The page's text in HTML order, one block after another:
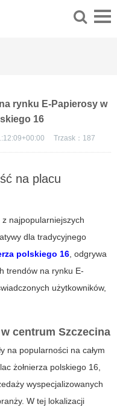
rynku E-Papierosy w
16
Trzask： 187
na placu
z najpopularniejszych
dla tradycyjnego
polskiego 16, odgrywa
trendów na rynku E-
użytkowników,
centrum Szczecina
na popularności na całym
żołnierza polskiego 16,
wyspecjalizowanych
W tej lokalizacji